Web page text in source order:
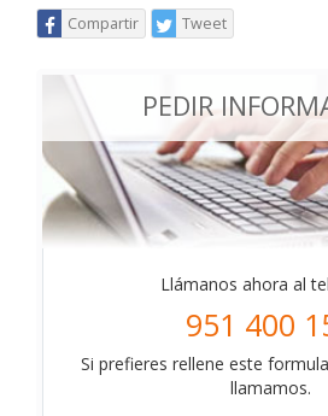
Compartir Tweet
PEDIR
Llámanos ahora al
951 400
Si prefieres rellene este
llamamos.